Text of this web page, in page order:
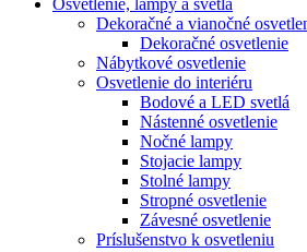
Dekoračné a vianočné
Dekoračné osvetlenie
Nábytkové osvetlenie
Osvetlenie do interiéru
Bodové a LED svetlá
Nástenné osvetlenie
Nočné lampy
Stojacie lampy
Stolné lampy
Stropné osvetlenie
Závesné osvetlenie
Príslušenstvo k osvetleniu